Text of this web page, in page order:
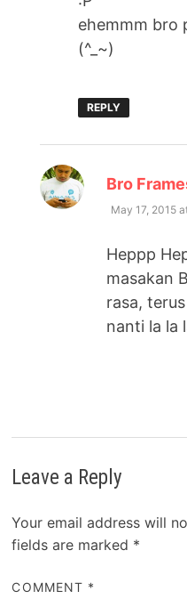
ehemmm bro
(^_~)
REPLY
Bro
May 17, 2015
Heppp
masakan
rasa,
nanti la la
Leave a Reply
Your email address will
fields are marked *
COMMENT *